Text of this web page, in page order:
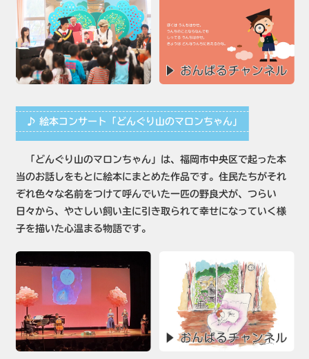
♪ 絵本コンサート「どんぐり山のマロンちゃん」
「どんぐり山のマロンちゃん」は、福岡市中央区で起った本
当のお話しをもとに絵本にまとめた作品です。住民たちがそれ
ぞれ色々な名前をつけて呼んでいた一匹の野良犬が、つらい
日々から、やさしい飼い主に引き取られて幸せになっていく様
子を描いた心温まる物語です。